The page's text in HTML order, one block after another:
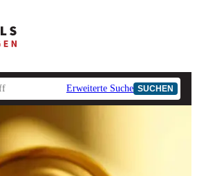
Ad-Hoc-Meldungen
Erweiterte Suche SUCHEN